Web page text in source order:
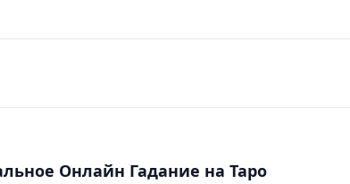
Онлайн Гадание на Таро